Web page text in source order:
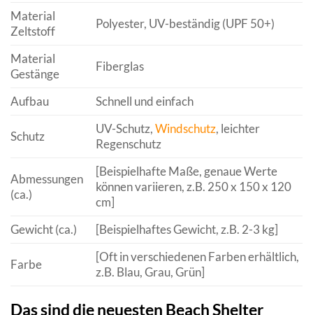
Material
Zeltstoff
Polyester, UV-beständig (UPF 50+)
Material
Gestänge
Fiberglas
Aufbau Schnell und einfach
Schutz
UV-Schutz,Windschutz, leichter
Regenschutz
Abmessungen
(ca.)
[Beispielhafte Maße, genaue Werte
können variieren, z.B. 250 x 150 x 120
cm]
Gewicht (ca.)
[Beispielhaftes Gewicht, z.B. 2-3 kg]
Farbe
[Oft in verschiedenen Farben erhältlich,
z.B. Blau, Grau, Grün]
Das sind die neuesten Beach Shelter